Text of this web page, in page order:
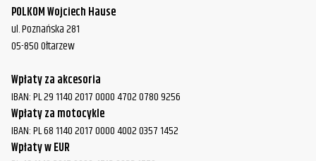
POLKOM Wojciech Hause
ul. Poznańska 281
05-850 Ołtarzew
Wpłaty za akcesoria
IBAN: PL 29 1140 2017 0000 4702 0780 9256
Wpłaty za motocykle
IBAN: PL 68 1140 2017 0000 4002 0357 1452
Wpłaty w EUR